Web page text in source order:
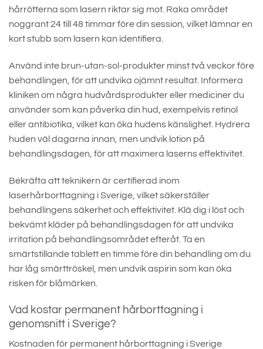
hårrötterna som lasern riktar sig mot. Raka området
noggrant 24 till 48 timmar före din session, vilket lämnar en
kort stubb som lasern kan identifiera.
Använd inte brun-utan-sol-produkter minst två veckor före
behandlingen, för att undvika ojämnt resultat. Informera
kliniken om några hudvårdsprodukter eller mediciner du
använder som kan påverka din hud, exempelvis retinol
eller antibiotika, vilket kan öka hudens känslighet. Hydrera
huden väl dagarna innan, men undvik lotion på
behandlingsdagen, för att maximera laserns effektivitet.
Bekräfta att teknikern är certifierad inom
laserhårborttagning i Sverige, vilket säkerställer
behandlingens säkerhet och effektivitet. Klä dig i löst och
bekvämt kläder på behandlingsdagen för att undvika
irritation på behandlingsområdet efteråt. Ta en
smärtstillande tablett en timme före din behandling om du
har låg smärttröskel, men undvik aspirin som kan öka
risken för blåmärken.
Vad kostar permanent hårborttagning i
genomsnitt i Sverige?
Kostnaden för permanent hårborttagning i Sverige